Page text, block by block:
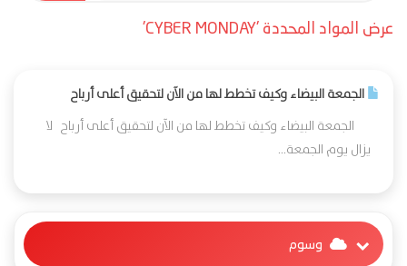
عرض المواد المحددة 'CYBER MONDAY'
الجمعة البيضاء وكيف تخطط لها من الآن لتحقيق أعلى أرباح
الجمعة البيضاء وكيف تخطط لها من الآن لتحقيق أعلى أرباح لا
يزال يوم الجمعة...
وسوم